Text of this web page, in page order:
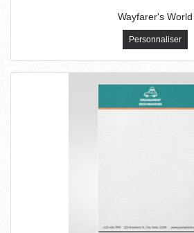
Wayfarer's World
Personnaliser